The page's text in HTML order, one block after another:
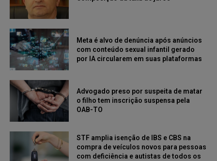
Meta é alvo de denúncia após anúncios
com conteúdo sexual infantil gerado
por IA circularem em suas plataformas
Advogado preso por suspeita de matar
o filho tem inscrição suspensa pela
OAB-TO
STF amplia isenção de IBS e CBS na
compra de veículos novos para pessoas
com deficiência e autistas de todos os